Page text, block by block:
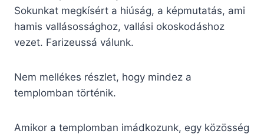
Sokunkat megkísért a hiúság, a képmutatás, ami
hamis vallásossághoz, vallási okoskodáshoz
vezet. Farizeussá válunk.
Nem mellékes részlet, hogy mindez a
templomban történik.
Amikor a templomban imádkozunk, egy közösség